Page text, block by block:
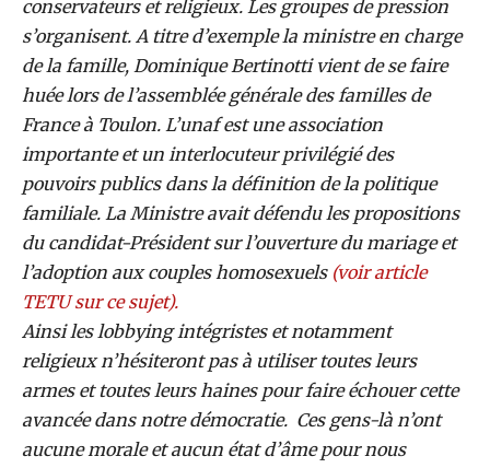
conservateurs et religieux. Les groupes de pression
s’organisent. A titre d’exemple la ministre en charge
de la famille, Dominique Bertinotti vient de se faire
huée lors de l’assemblée générale des familles de
France à Toulon. L’unaf est une association
importante et un interlocuteur privilégié des
pouvoirs publics dans la définition de la politique
familiale. La Ministre avait défendu les propositions
du candidat-Président sur l’ouverture du mariage et
l’adoption aux couples homosexuels (voir article
TETU sur ce sujet).
Ainsi les lobbying intégristes et notamment
religieux n’hésiteront pas à utiliser toutes leurs
armes et toutes leurs haines pour faire échouer cette
avancée dans notre démocratie. Ces gens-là n’ont
aucune morale et aucun état d’âme pour nous